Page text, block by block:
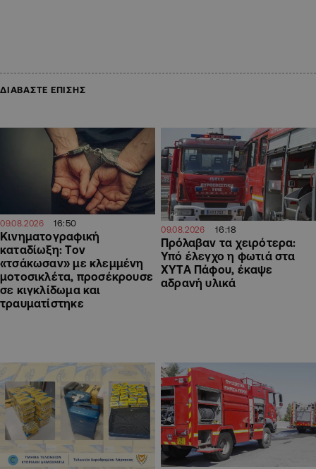
ΔΙΑΒΑΣΤΕ ΕΠΙΣΗΣ
09.08.2026 16:50
Κινηματογραφική
καταδίωξη: Τον
«τσάκωσαν» με κλεμμένη
μοτοσικλέτα, προσέκρουσε
σε κιγκλίδωμα και
τραυματίστηκε
09.08.2026 16:18
Πρόλαβαν τα χειρότερα:
Υπό έλεγχο η φωτιά στα
ΧΥΤΑ Πάφου, έκαψε
αδρανή υλικά